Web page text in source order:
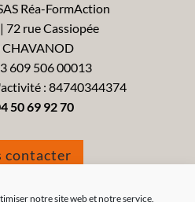
notre site web et notre service.
Réa-FormAction
72 rue Cassiopée
609 506 00013
: 84740344374
50 69 92 70
contacter